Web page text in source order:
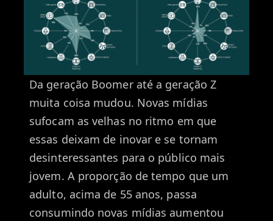
Da geração Boomer até a geração Z
muita coisa mudou. Novas mídias
sufocam as velhas no ritmo em que
essas deixam de inovar e se tornam
desinteressantes para o público mais
jovem. A proporção de tempo que um
adulto, acima de 55 anos, passa
consumindo novas mídias aumentou